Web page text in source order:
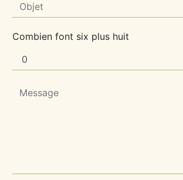
Combien font six plus huit